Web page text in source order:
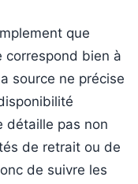
que
correspond bien à
source ne précise
détaille pas non
de retrait ou de
de suivre les